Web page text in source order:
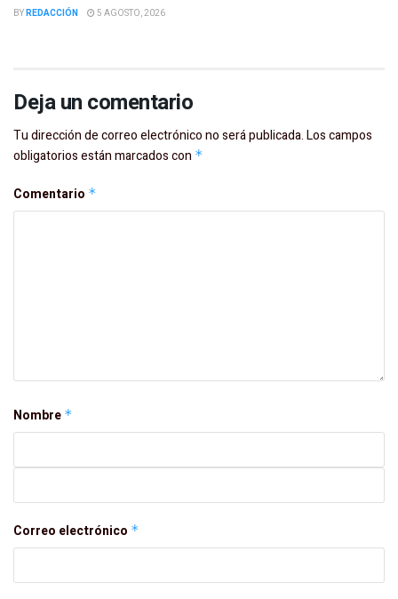
BYREDACCIÓN 5 AGOSTO, 2026
Deja un comentario
Tu dirección de correo electrónico no será publicada.Los campos
obligatorios están marcados con *
Comentario *
Nombre *
Correo electrónico *